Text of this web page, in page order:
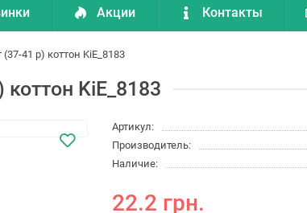
Акции Контакты
41 р) коттон KiE_8183
KiE_8183
Артикул:
Производитель:
Наличие:
22.2 грн.